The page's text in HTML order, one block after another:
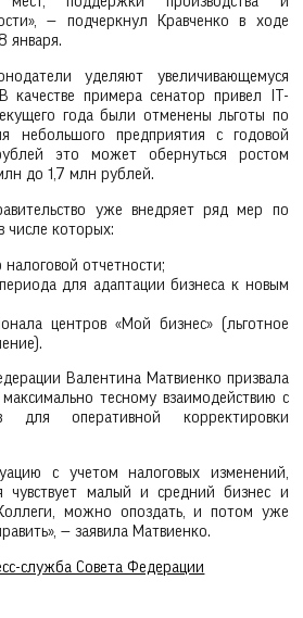
— подчеркнул Кравченко в ходе
января.
уделяют увеличивающемуся
качестве примера сенатор привел IT-
года были отменены льготы по
небольшого предприятия с годовой
это может обернуться ростом
до 1,7 млн рублей.
уже внедряет ряд мер по
числе которых:
отчетности;
для адаптации бизнеса к новым
центров «Мой бизнес» (льготное
Валентина Матвиенко призвала
тесному взаимодействию с
для оперативной корректировки
с учетом налоговых изменений,
чувствует малый и средний бизнес и
можно опоздать, и потом уже
— заявила Матвиенко.
служба Совета Федерации